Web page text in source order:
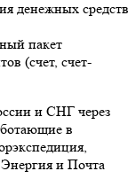
денежных средств
пакет
(счет, счет-
и СНГ через
в
и Почта